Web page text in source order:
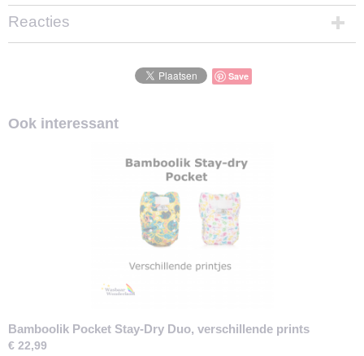
Reacties
Save
Ook interessant
Bamboolik Pocket Stay-Dry Duo, verschillende prints
€ 22,99